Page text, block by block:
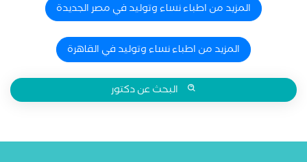
المزيد من اطباء نساء وتوليد في مصر الجديدة
المزيد من اطباء نساء وتوليد في القاهرة
البحث عن دكتور